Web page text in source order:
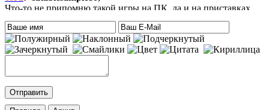
Что-то не припомню такой игры на ПК, да и на приставках
тоже. Есть только одна мысль – это онлайн игра-одевалка
Hilary Duff and Her Baby.
На сайте нет онлайн игр. А вообще, Хилари Дафф – это
актриса